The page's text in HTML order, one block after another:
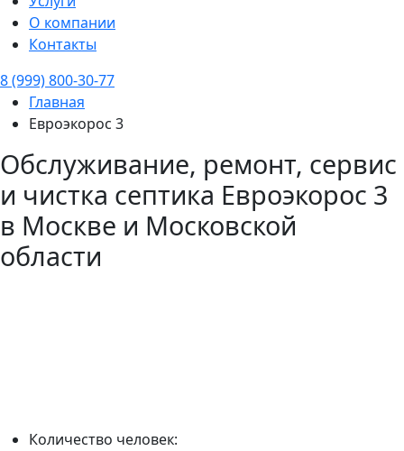
О компании
Контакты
8 (999) 800-30-77
Главная
Евроэкорос 3
Обслуживание, ремонт, сервис
и чистка септика Евроэкорос 3
в Москве и Московской
области
Количество человек: